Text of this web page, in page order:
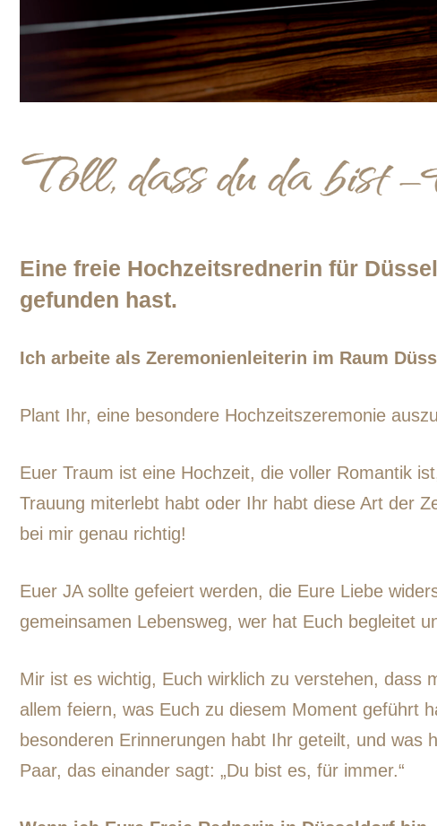
Eine freie Hochzeitsrednerin für
gefunden hast.
Ich arbeite als Zeremonienleiterin im Raum
Plant Ihr, eine besondere Hochzeitszeremonie
Euer Traum ist eine Hochzeit, die voller Romantik
Trauung miterlebt habt oder Ihr habt diese Art der
bei mir genau richtig!
Euer JA sollte gefeiert werden, die Eure Liebe
gemeinsamen Lebensweg, wer hat Euch begleitet
Mir ist es wichtig, Euch wirklich zu verstehen, dass
allem feiern, was Euch zu diesem Moment geführt
besonderen Erinnerungen habt Ihr geteilt, und
Paar, das einander sagt: „Du bist es, für immer.“